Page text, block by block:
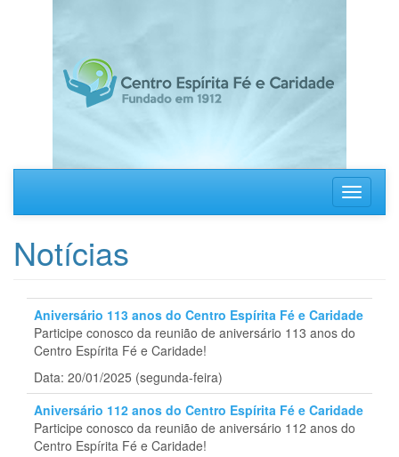
Toggle
Notícias
Aniversário 113 anos do Centro Espírita Fé e Caridade
Participe conosco da reunião de aniversário 113 anos do
Centro Espírita Fé e Caridade!
Data: 20/01/2025 (segunda-feira)
Aniversário 112 anos do Centro Espírita Fé e Caridade
Participe conosco da reunião de aniversário 112 anos do
Centro Espírita Fé e Caridade!